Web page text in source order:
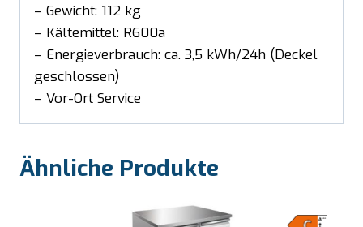
– Gewicht: 112 kg
– Kältemittel: R600a
– Energieverbrauch: ca. 3,5 kWh/24h (Deckel
geschlossen)
– Vor-Ort Service
Ähnliche Produkte